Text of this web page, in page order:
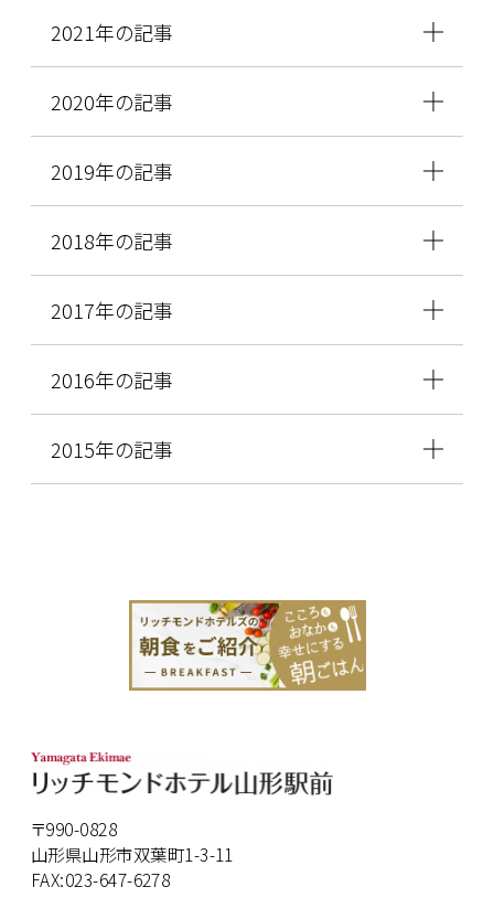
2021年の記事
2020年の記事
2019年の記事
2018年の記事
2017年の記事
2016年の記事
2015年の記事
〒990-0828
山形県山形市双葉町1-3-11
FAX:023-647-6278